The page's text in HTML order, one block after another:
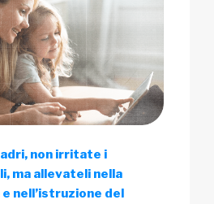
non irritate i
ma allevateli nella
nell’istruzione del